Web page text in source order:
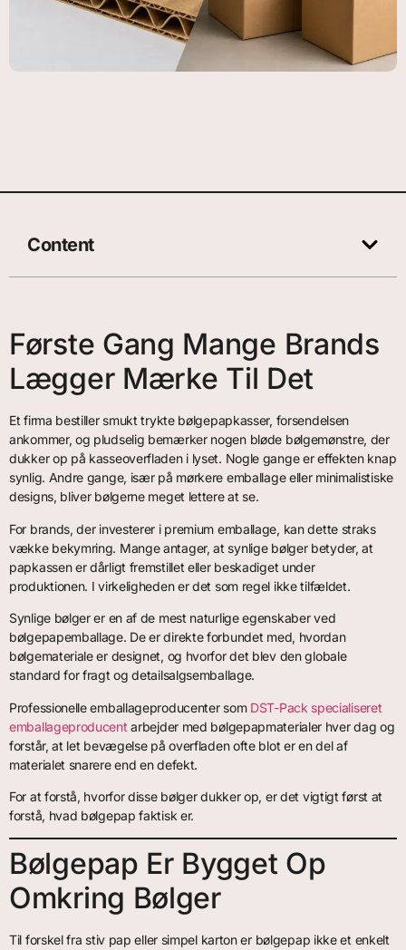
Content
Første Gang Mange Brands
Lægger Mærke Til Det
Et firma bestiller smukt trykte bølgepapkasser, forsendelsen
ankommer, og pludselig bemærker nogen bløde bølgemønstre, der
dukker op på kasseoverfladen i lyset. Nogle gange er effekten knap
synlig. Andre gange, især på mørkere emballage eller minimalistiske
designs, bliver bølgerne meget lettere at se.
For brands, der investerer i premium emballage, kan dette straks
vække bekymring. Mange antager, at synlige bølger betyder, at
papkassen er dårligt fremstillet eller beskadiget under
produktionen. I virkeligheden er det som regel ikke tilfældet.
Synlige bølger er en af de mest naturlige egenskaber ved
bølgepapemballage. De er direkte forbundet med, hvordan
bølgemateriale er designet, og hvorfor det blev den globale
standard for fragt og detailsalgsemballage.
Professionelle emballageproducenter som DST-Pack specialiseret
emballageproducent arbejder med bølgepapmaterialer hver dag og
forstår, at let bevægelse på overfladen ofte blot er en del af
materialet snarere end en defekt.
For at forstå, hvorfor disse bølger dukker op, er det vigtigt først at
forstå, hvad bølgepap faktisk er.
Bølgepap Er Bygget Op
Omkring Bølger
Til forskel fra stiv pap eller simpel karton er bølgepap ikke et enkelt